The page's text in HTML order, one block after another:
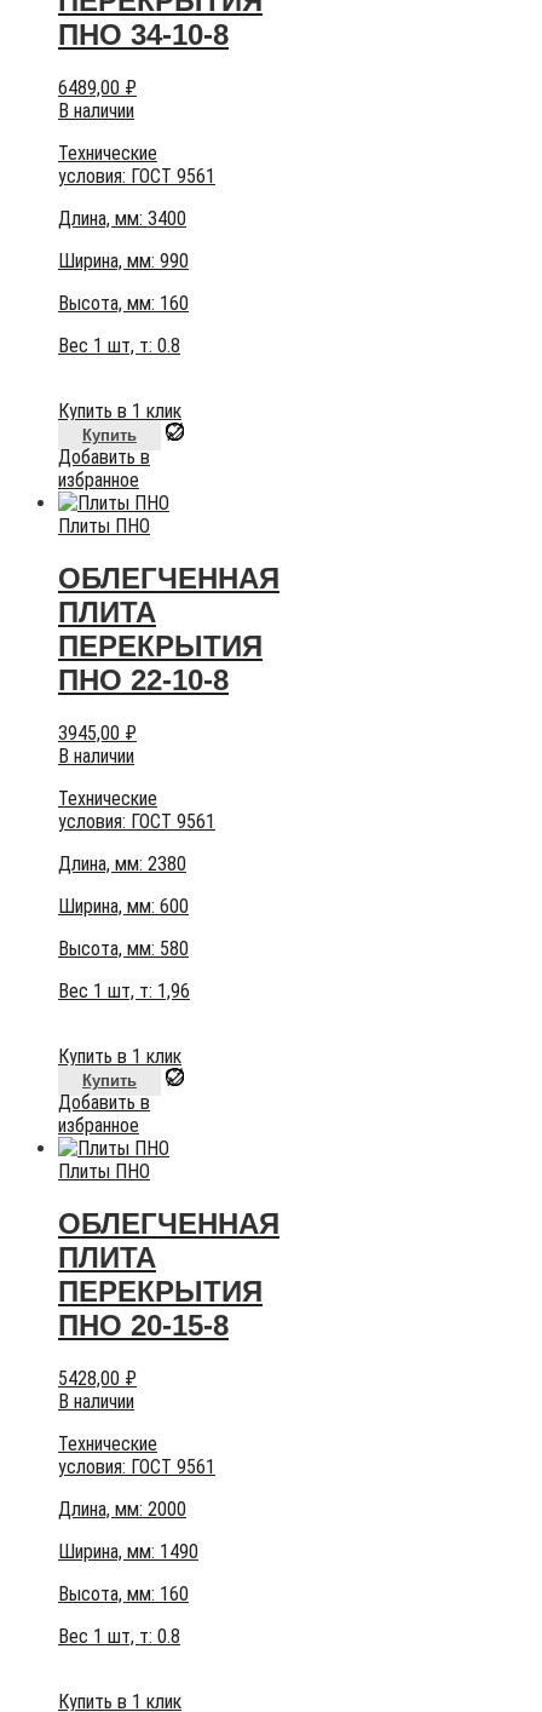
ПНО 34-10-8
6489,00 ₽
В наличии
Технические
условия: ГОСТ 9561
Длина, мм: 3400
Ширина, мм: 990
Высота, мм: 160
Вес 1 шт, т: 0.8
Купить в 1 клик
Купить
Добавить в
избранное
Плиты ПНО
ОБЛЕГЧЕННАЯ
ПЛИТА
ПЕРЕКРЫТИЯ
ПНО 22-10-8
3945,00 ₽
В наличии
Технические
условия: ГОСТ 9561
Длина, мм: 2380
Ширина, мм: 600
Высота, мм: 580
Вес 1 шт, т: 1,96
Купить в 1 клик
Купить
Добавить в
избранное
Плиты ПНО
ОБЛЕГЧЕННАЯ
ПЛИТА
ПЕРЕКРЫТИЯ
ПНО 20-15-8
5428,00 ₽
В наличии
Технические
условия: ГОСТ 9561
Длина, мм: 2000
Ширина, мм: 1490
Высота, мм: 160
Вес 1 шт, т: 0.8
Купить в 1 клик